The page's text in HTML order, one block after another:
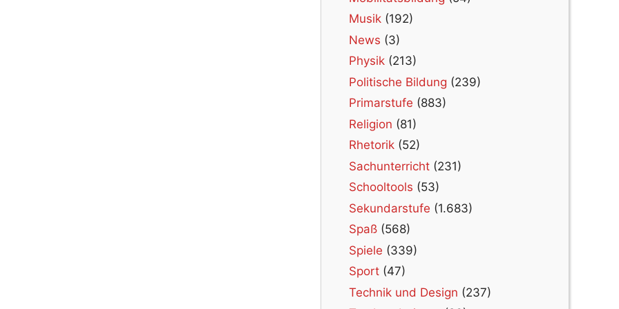
Musik (192)
News (3)
Physik (213)
Politische Bildung (239)
Primarstufe (883)
Religion (81)
Rhetorik (52)
Sachunterricht (231)
Schooltools (53)
Sekundarstufe (1.683)
Spaß (568)
Spiele (339)
Sport (47)
Technik und Design (237)